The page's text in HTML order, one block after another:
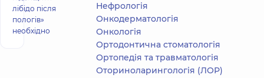
лібідо після
пологів»
необхідно
Нефрологія
Онкодерматологія
Онкологія
Ортодонтична стоматологія
Ортопедія та травматологія
Оториноларингологія (ЛОР)